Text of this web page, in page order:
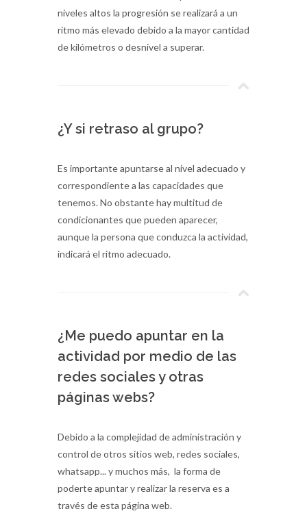
niveles altos la progresión se realizará a un
ritmo más elevado debido a la mayor cantidad
de kilómetros o desnivel a superar.
¿Y si retraso al grupo?
Es importante apuntarse al nivel adecuado y
correspondiente a las capacidades que
tenemos. No obstante hay multitud de
condicionantes que pueden aparecer,
aunque la persona que conduzca la actividad,
indicará el ritmo adecuado.
¿Me puedo apuntar en la
actividad por medio de las
redes sociales y otras
páginas webs?
Debido a la complejidad de administración y
control de otros sitios web, redes sociales,
whatsapp... y muchos más, la forma de
poderte apuntar y realizar la reserva es a
través de esta página web.